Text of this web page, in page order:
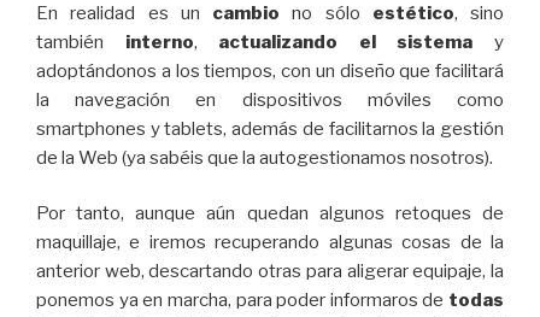
En realidad es un cambio no sólo estético, sino
también interno, actualizando el sistema y
adoptándonos a los tiempos, con un diseño que facilitará
la navegación en dispositivos móviles como
smartphones y tablets, además de facilitarnos la gestión
de la Web (ya sabéis que la autogestionamos nosotros).
Por tanto, aunque aún quedan algunos retoques de
maquillaje, e iremos recuperando algunas cosas de la
anterior web, descartando otras para aligerar equipaje, la
ponemos ya en marcha, para poder informaros de todas